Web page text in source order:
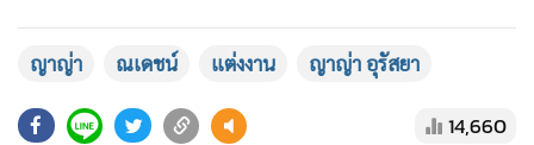
ญาญ่า ณเดชน์ แต่งงาน ญาญ่า อุรัสยา
14,660